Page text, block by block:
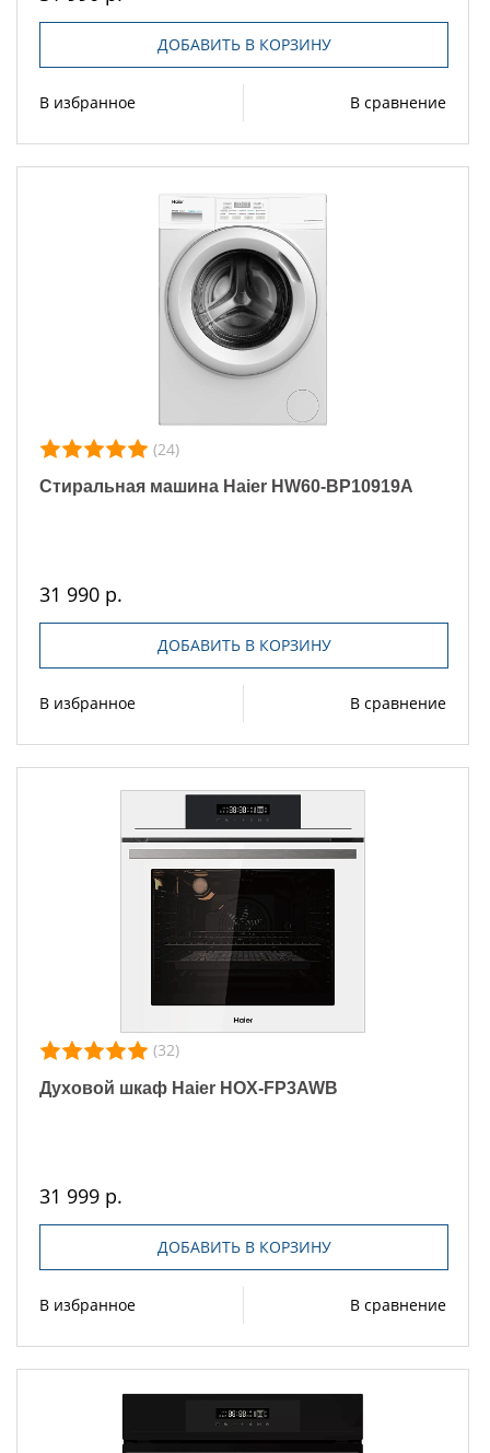
ДОБАВИТЬ В КОРЗИНУ
В избранное В сравнение
(24)
Стиральная машина Haier HW60-BP10919A
31 990 р.
ДОБАВИТЬ В КОРЗИНУ
В избранное В сравнение
(32)
Духовой шкаф Haier HOX-FP3AWB
31 999 р.
ДОБАВИТЬ В КОРЗИНУ
В избранное В сравнение